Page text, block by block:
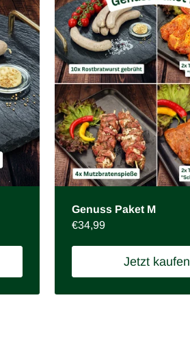
Genuss Paket M
Preis:
€34,99
Jetzt kaufen